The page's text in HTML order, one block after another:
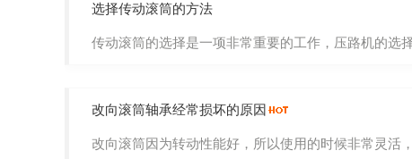
选择传动滚筒的方法
传动滚筒的选择是一项非常重要的工作，压路机的选
改向滚筒轴承经常损坏的原因
改向滚筒因为转动性能好，所以使用的时候非常灵活